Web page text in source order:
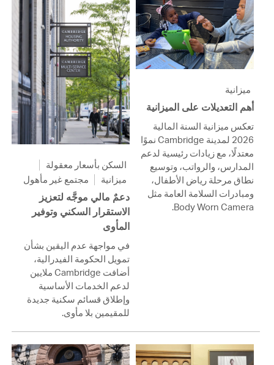
السكن بأسعار معقولة
ميزانية
مجتمع غير مأهول
دعمٌ مالي موجَّه لتعزيز
الاستقرار السكني وتوفير
المأوى
في مواجهة عدم اليقين بشأن
تمويل الحكومة الفيدرالية،
أضافت Cambridge ملايين
لدعم الخدمات الأساسية
وإطلاق قسائم سكنية جديدة
للمقيمين بلا مأوى.
ميزانية
أهم التعديلات على الميزانية
تعكس ميزانية السنة المالية
2026 لمدينة Cambridge نموًا
معتدلًا، مع زيادات رئيسية لدعم
المدارس، والرواتب، وتوسيع
نطاق مرحلة رياض الأطفال،
ومبادرات السلامة العامة مثل
Body Worn Camera.